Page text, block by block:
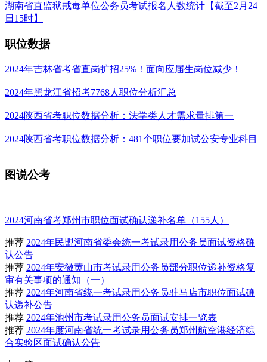
湖南省直监狱戒毒单位公务员考试报名人数统计【截至2月24
日15时】
职位数据
2024年吉林省考省直岗扩招25%！面向应届生岗位减少！
2024年黑龙江省招考7768人职位分析汇总
2024陕西省考职位数据分析：法学类人才需求量排第一
2024陕西省考职位数据分析：481个职位要加试公安专业科目
图说公考
2024河南省考郑州市职位面试确认递补名单（155人）
推荐 2024年民盟河南省委会统一考试录用公务员面试资格确
认公告
推荐 2024年安徽黄山市考试录用公务员部分职位递补资格复
审有关事项的通知（一）
推荐 2024年河南省统一考试录用公务员驻马店市职位面试确
认递补公告
推荐 2024年池州市考试录用公务员面试安排一览表
推荐 2024年度河南省统一考试录用公务员郑州航空港经济综
合实验区面试确认公告